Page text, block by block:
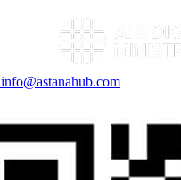
info@astanahub.com